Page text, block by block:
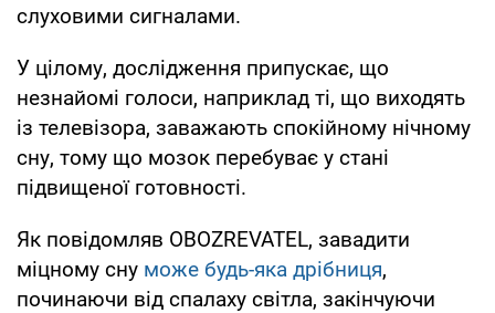
слуховими сигналами.
У цілому, дослідження припускає, що
незнайомі голоси, наприклад ті, що виходять
із телевізора, заважають спокійному нічному
сну, тому що мозок перебуває у стані
підвищеної готовності.
Як повідомляв OBOZREVATEL, завадити
міцному сну може будь-яка дрібниця,
починаючи від спалаху світла, закінчуючи